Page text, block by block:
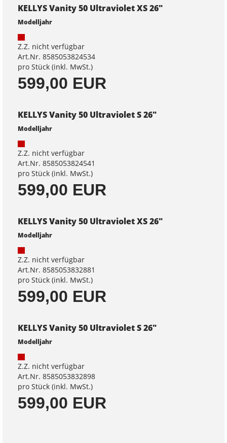
KELLYS Vanity 50 Ultraviolet XS 26"
Modelljahr
Z.Z. nicht verfügbar
Art.Nr. 8585053824534
pro Stück (inkl. MwSt.)
599,00 EUR
KELLYS Vanity 50 Ultraviolet S 26"
Modelljahr
Z.Z. nicht verfügbar
Art.Nr. 8585053824541
pro Stück (inkl. MwSt.)
599,00 EUR
KELLYS Vanity 50 Ultraviolet XS 26"
Modelljahr
Z.Z. nicht verfügbar
Art.Nr. 8585053832881
pro Stück (inkl. MwSt.)
599,00 EUR
KELLYS Vanity 50 Ultraviolet S 26"
Modelljahr
Z.Z. nicht verfügbar
Art.Nr. 8585053832898
pro Stück (inkl. MwSt.)
599,00 EUR